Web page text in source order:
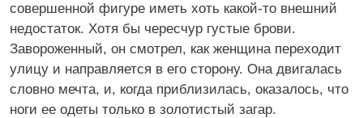
совершенной фигуре иметь хоть какой-то внешний
недостаток. Хотя бы чересчур густые брови.
Завороженный, он смотрел, как женщина переходит
улицу и направляется в его сторону. Она двигалась
словно мечта, и, когда приблизилась, оказалось, что
ноги ее одеты только в золотистый загар.